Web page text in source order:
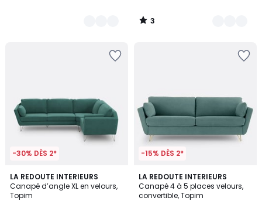
3
/
-30% DÈS 2*
LA REDOUTE INTERIEURS
Canapé d’angle XL en velours,
Topim
5
/
5
6
Couleurs
-15% DÈS 2*
LA REDOUTE INTERIEURS
Canapé 4 à 5 places velours,
convertible, Topim
3
/
5
6
Couleurs